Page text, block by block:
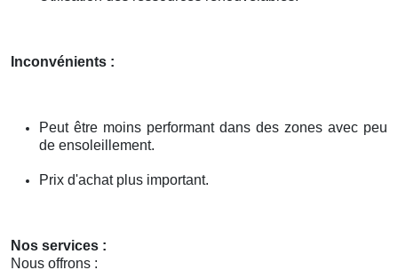
Inconvénients :
Peut être moins performant dans des zones avec peu
de ensoleillement.
Prix d'achat plus important.
Nos services :
Nous offrons :